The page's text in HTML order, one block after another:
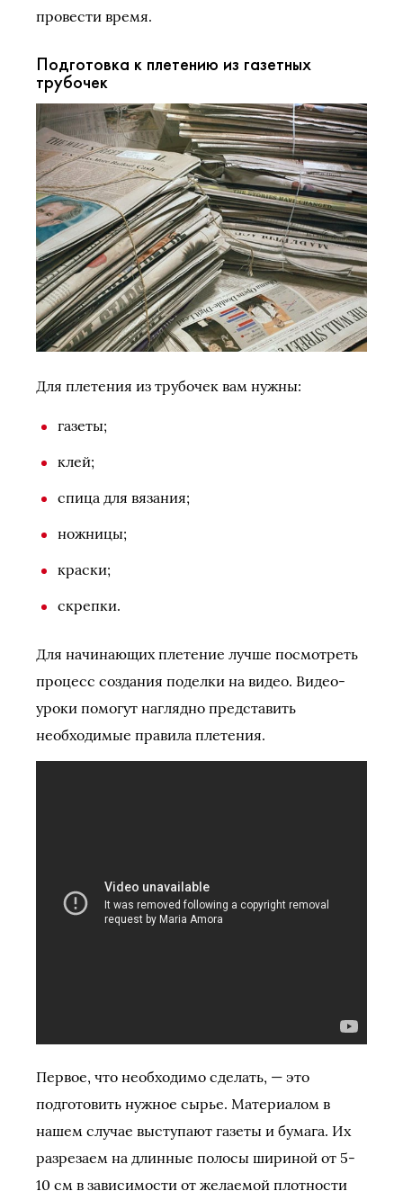
провести время.
Подготовка к плетению из газетных
трубочек
Для плетения из трубочек вам нужны:
газеты;
клей;
спица для вязания;
ножницы;
краски;
скрепки.
Для начинающих плетение лучше посмотреть
процесс создания поделки на видео. Видео-
уроки помогут наглядно представить
необходимые правила плетения.
Первое, что необходимо сделать, — это
подготовить нужное сырье. Материалом в
нашем случае выступают газеты и бумага. Их
разрезаем на длинные полосы шириной от 5-
10 см в зависимости от желаемой плотности